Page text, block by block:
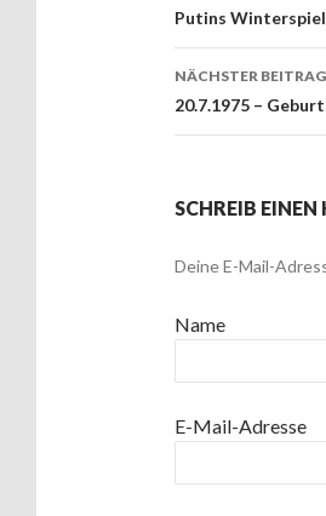
Putins
NÄCHSTER BEITRAG
20.7.1975 –
SCHREIB
Deine E-Mail-
Name
E-Mail-Adresse